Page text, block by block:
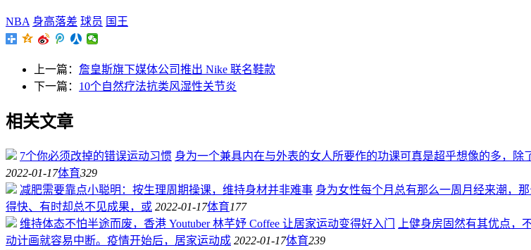
NBA 身高落差 球员 国王
上一篇： 詹皇斯旗下媒体公司推出 Nike 联名鞋款
下一篇： 10个自然疗法抗类风湿性关节炎
相关文章
7个你必须改掉的错误运动习惯 身为一个兼具内在与外表的女人所要作的功课可真是超乎想像的多，
2022-01-17体育329
减肥需要靠点小聪明：按生理周期操课，维持身材并非难事 身为女性每个月总有那么一周月经来潮，
得快、有时却总不见成果，或 2022-01-17体育177
维持体态不怕半途而废，香港 Youtuber 林芊妤 Coffee 让居家运动变得好入门
上健身房固然有其优点，
动计画就容易中断。疫情开始后，居家运动成 2022-01-17体育239